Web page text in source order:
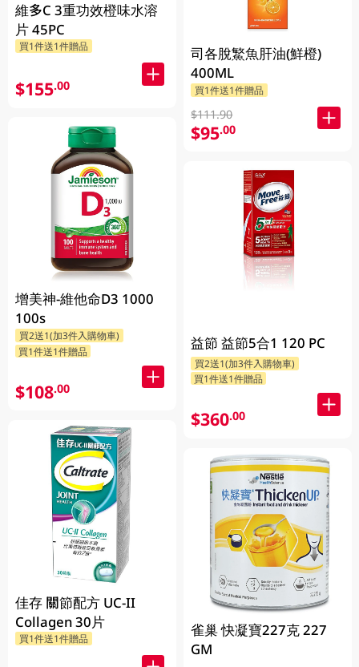
維多C 3重功效橙味水溶
片 45PC
買1件送1件贈品
$155.00
增美神-維他命D3 1000
100s
買2送1(加3件入購物車)
買1件送1件贈品
$108.00
佳存 關節配方 UC-II
Collagen 30片
買1件送1件贈品
司各脫鰵魚肝油(鮮橙)
400ML
買1件送1件贈品
$111.90
$95.00
益節 益節5合1 120 PC
買2送1(加3件入購物車)
買1件送1件贈品
$360.00
雀巢 快凝寶227克 227
GM